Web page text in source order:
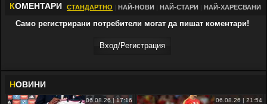
КОМЕНТАРИ СТАНДАРТНО НАЙ-НОВИ НАЙ-СТАРИ НАЙ-ХАРЕСВАНИ
Само регистрирани потребители могат да пишат коментари!
Вход/Регистрaция
НОВИНИ
06.08.26 | 17:16 06.08.26 | 21:54